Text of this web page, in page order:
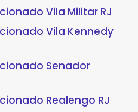
Vila Militar RJ
Vila Kennedy
Senador
Realengo RJ